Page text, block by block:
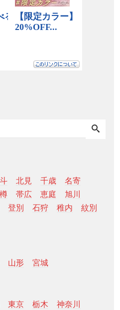
北見 千歳
名寄
帯広 恵庭
旭川
登別 石狩 稚内
紋別
山形 宮城
東京 栃木
神奈川